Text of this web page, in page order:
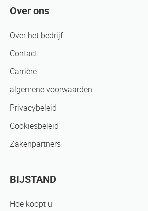
Over ons
Over het bedrijf
Contact
Carrière
algemene voorwaarden
Privacybeleid
Cookiesbeleid
Zakenpartners
BIJSTAND
Hoe koopt u